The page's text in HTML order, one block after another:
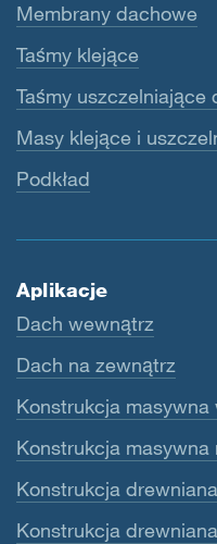
Membrany dachowe
Taśmy klejące
Taśmy uszczelniające
Masy klejące i
Podkład
Aplikacje
Dach wewnątrz
Dach na zewnątrz
Konstrukcja masywna
Konstrukcja masywna
Konstrukcja
Konstrukcja